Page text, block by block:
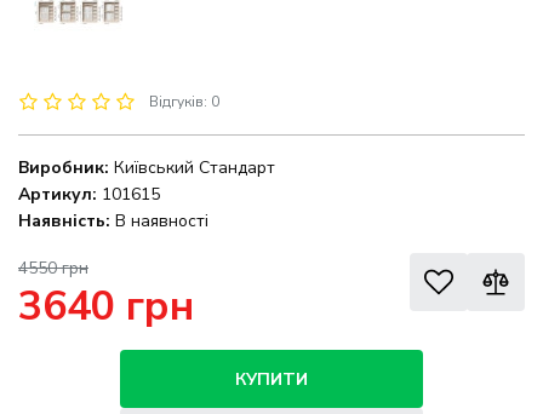
Відгуків: 0
Виробник: Київський Стандарт
Артикул: 101615
Наявність: В наявності
4550 грн
3640 грн
КУПИТИ